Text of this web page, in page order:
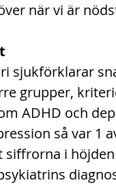
när vi är
sjukförklarar
grupper,
ADHD och
så var 1
siffrorna i